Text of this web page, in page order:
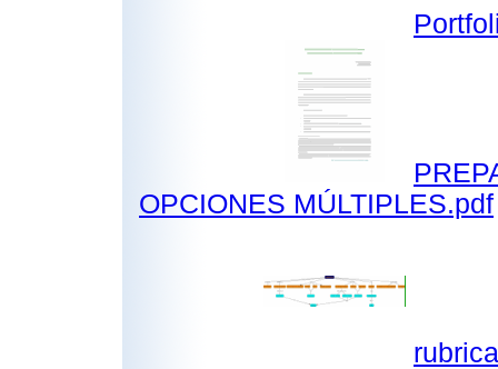
OPCIONES MÚLTIPLES.pdf